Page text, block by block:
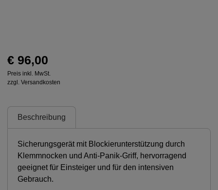
€ 96,00
Preis inkl. MwSt.
zzgl. Versandkosten
Beschreibung
Sicherungsgerät mit Blockierunterstützung durch
Klemmnocken und Anti-Panik-Griff, hervorragend
geeignet für Einsteiger und für den intensiven
Gebrauch.